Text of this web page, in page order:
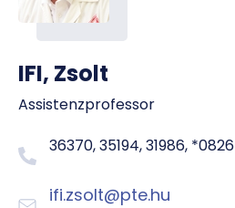
IFI, Zsolt
Assistenzprofessor
36370, 35194, 31986, *0826
ifi.zsolt@pte.hu